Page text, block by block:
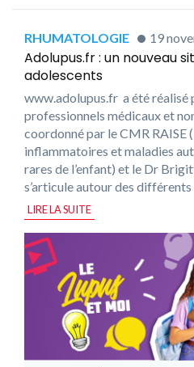
RHUMATOLOGIE 19
Adolupus.fr : un nouveau
adolescents
www.adolupus.fr a été réalisé
professionnels médicaux et
coordonné par le CMR RAISE
inflammatoires et maladies
rares de l’enfant) et le Dr
s’articule autour des
LIRE LA SUITE